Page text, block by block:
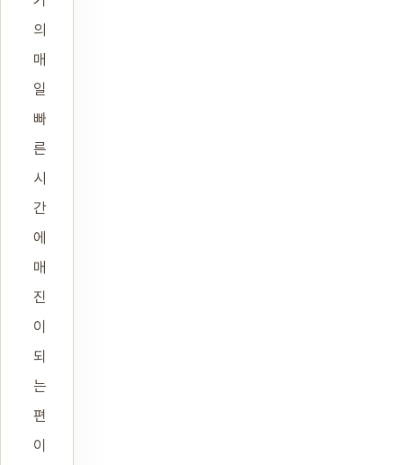
의
매
일
빠
른
시
간
에
매
진
이
되
는
편
이